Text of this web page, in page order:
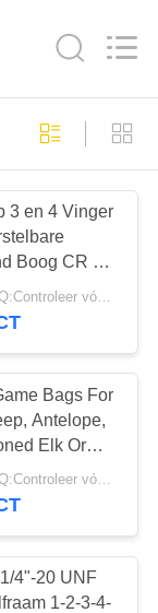
93
46
3 en 4 Vinger
Boog CR 7
88 Usd MOQ:Controleer vóór gebruik of het product in goede staat verkeert. Niet gebruiken als er gebreken zijn.
Bags For
Antelope,
Elk Or
88 Usd MOQ:Controleer vóór gebruik of het product in goede staat verkeert. Niet gebruiken als er gebreken zijn.
4"-20 UNF
1-2-3-4-